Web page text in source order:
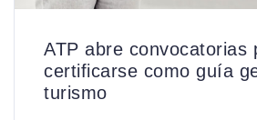
ATP abre convocatorias
certificarse como guía
turismo